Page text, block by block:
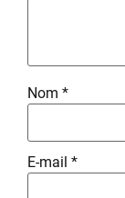
Nom *
E-mail *